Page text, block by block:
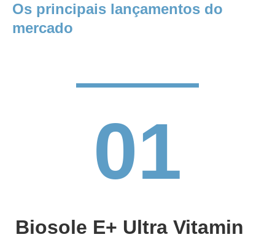
Os principais lançamentos do
mercado
01
Biosole E+ Ultra Vitamin